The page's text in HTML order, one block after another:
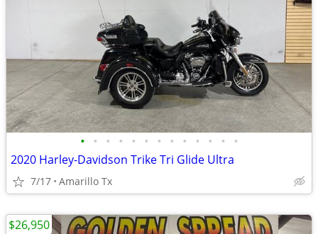
• • • • • • • • • • • • •
2020 Harley-Davidson Trike Tri Glide Ultra
7/17 Amarillo Tx
$26,950